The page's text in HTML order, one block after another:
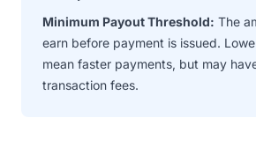
Minimum Payout Threshold: The
earn before payment is issued.
mean faster payments, but may
transaction fees.